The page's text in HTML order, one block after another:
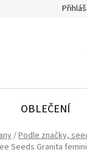
OBLEČENÍ
/Podle značky,
Seeds Granita